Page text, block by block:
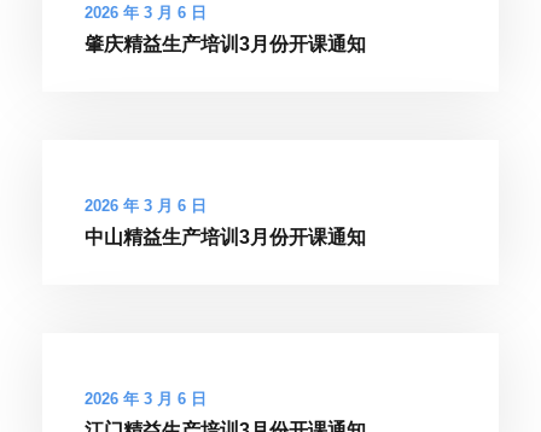
2026 年 3 月 6 日
肇庆精益生产培训3月份开课通知
2026 年 3 月 6 日
中山精益生产培训3月份开课通知
2026 年 3 月 6 日